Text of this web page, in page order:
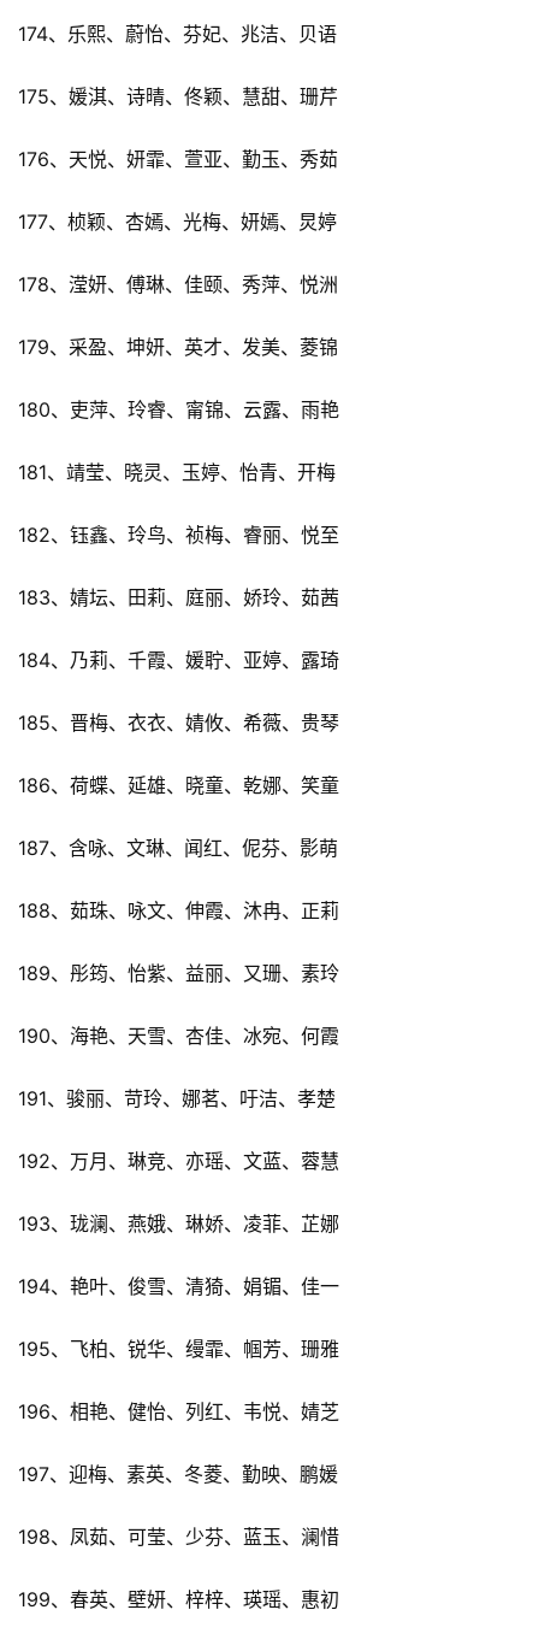
174、乐熙、蔚怡、芬妃、兆洁、贝语
175、媛淇、诗晴、佟颖、慧甜、珊芹
176、天悦、妍霏、萱亚、勤玉、秀茹
177、桢颖、杏嫣、光梅、妍嫣、炅婷
178、滢妍、傅琳、佳颐、秀萍、悦洲
179、采盈、坤妍、英才、发美、菱锦
180、吏萍、玲睿、甯锦、云露、雨艳
181、靖莹、晓灵、玉婷、怡青、开梅
182、钰鑫、玲鸟、祯梅、睿丽、悦至
183、婧坛、田莉、庭丽、娇玲、茹茜
184、乃莉、千霞、媛聍、亚婷、露琦
185、晋梅、衣衣、婧攸、希薇、贵琴
186、荷蝶、延雄、晓童、乾娜、笑童
187、含咏、文琳、闻红、伲芬、影萌
188、茹珠、咏文、伸霞、沐冉、正莉
189、彤筠、怡紫、益丽、又珊、素玲
190、海艳、天雪、杏佳、冰宛、何霞
191、骏丽、苛玲、娜茗、吁洁、孝楚
192、万月、琳竞、亦瑶、文蓝、蓉慧
193、珑澜、燕娥、琳娇、凌菲、芷娜
194、艳叶、俊雪、清猗、娟镅、佳一
195、飞柏、锐华、缦霏、帼芳、珊雅
196、相艳、健怡、列红、韦悦、婧芝
197、迎梅、素英、冬菱、勤映、鹏媛
198、凤茹、可莹、少芬、蓝玉、澜惜
199、春英、壁妍、梓梓、瑛瑶、惠初